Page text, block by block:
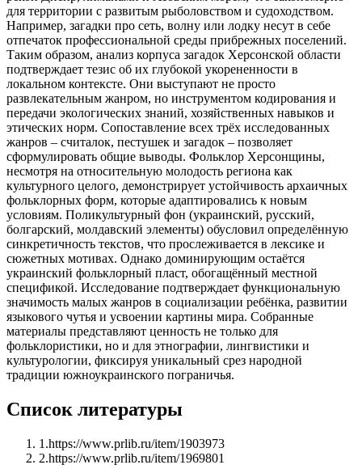
для территории с развитым рыболовством и судоходством.
Например, загадки про сеть, волну или лодку несут в себе
отпечаток профессиональной среды прибрежных поселений.
Таким образом, анализ корпуса загадок Херсонской области
подтверждает тезис об их глубокой укорененности в
локальном контексте. Они выступают не просто
развлекательным жанром, но инструментом кодирования и
передачи экологических знаний, хозяйственных навыков и
этических норм. Сопоставление всех трёх исследованных
жанров – считалок, пестушек и загадок – позволяет
сформулировать общие выводы. Фольклор Херсонщины,
несмотря на относительную молодость региона как
культурного целого, демонстрирует устойчивость архаичных
фольклорных форм, которые адаптировались к новым
условиям. Поликультурный фон (украинский, русский,
болгарский, молдавский элементы) обусловил определённую
синкретичность текстов, что прослеживается в лексике и
сюжетных мотивах. Однако доминирующим остаётся
украинский фольклорный пласт, обогащённый местной
спецификой. Исследование подтверждает функциональную
значимость малых жанров в социализации ребёнка, развитии
языкового чутья и усвоении картины мира. Собранные
материалы представляют ценность не только для
фольклористики, но и для этнографии, лингвистики и
культурологии, фиксируя уникальный срез народной
традиции южноукраинского пограничья.
Список литературы
1 .https://www.prlib.ru/item/1903973
2.https://www.prlib.ru/item/1969801